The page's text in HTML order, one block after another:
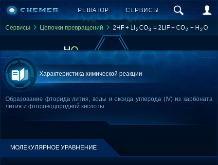
РЕШАТОР СЕРВИСЫ
Сервисы Цепочки превращений 2HF + Li2CO3 = 2LiF + CO2 + H 2O
Характеристика химической реакции
Образование фторида лития, воды и оксида углерода (IV) из карбоната
лития и фтороводородной кислоты.
МОЛЕКУЛЯРНОЕ УРАВНЕНИЕ